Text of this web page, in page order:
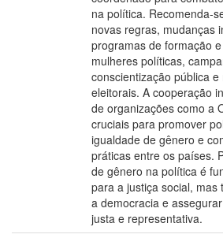
na política. Recomenda-
novas regras, mudanças
programas de formação
mulheres políticas,
conscientização pública
eleitorais. A cooperação
de organizações como a
cruciais para promover
igualdade de gênero e
práticas entre os países.
de gênero na política é
para a justiça social,
a democracia e
justa e representativa.